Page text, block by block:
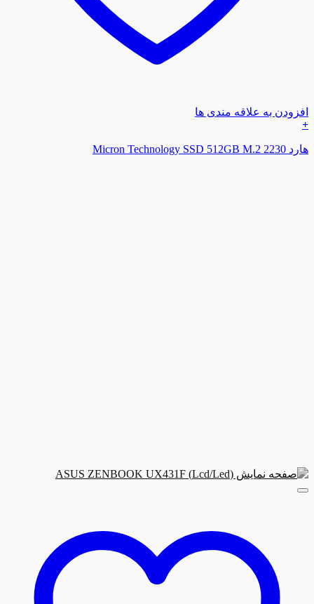
افزودن به علاقه مندی ها
+
هارد Micron Technology SSD 512GB M.2 2230